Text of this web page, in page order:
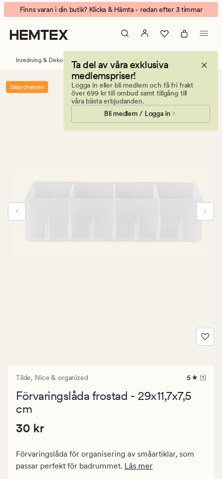
Tilde
förvaringslåda
frostad
Animerad
banner.
Klicka
på
att
pausa.
Finns varan i din butik? Klicka & Hämta - redan efter 3 timmar
Ta del av våra exklusiva
medlemspriser!
Logga in eller bli medlem och få fri frakt
över 699 kr till ombud samt tillgång till
våra bästa erbjudanden.
Bli medlem / Logga in
Inredning & Dekorationer Förvaring Förvaringslådor
Sista chansen
Tilde, Nice & organized
1
med
5 (1)
Förvaringslåda frostad - 29x11,7x7,5
cm
Pris
Ordinarie
pris
Pris 30 kr
30 kr
Förvaringslåda för organisering av småartiklar, som
passar perfekt för badrummet. Läs mer